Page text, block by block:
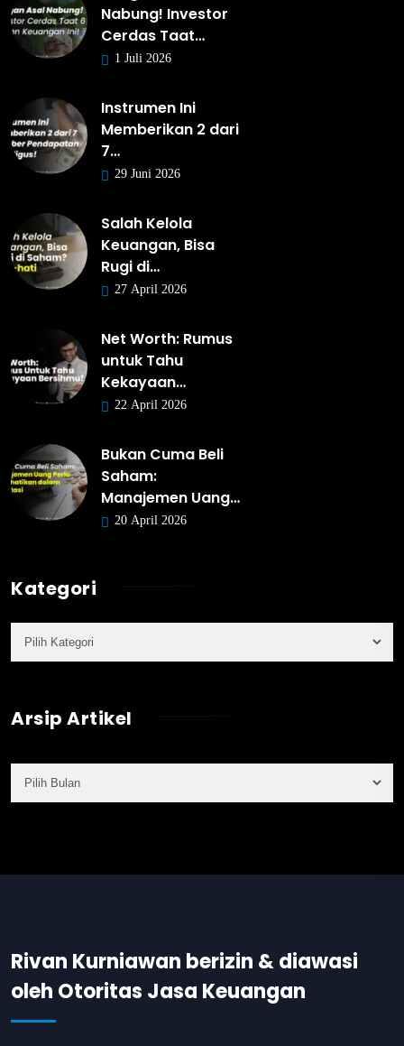
Nabung! Investor
Cerdas Taat…
1 Juli 2026
Instrumen Ini
Memberikan 2 dari
7…
29 Juni 2026
Salah Kelola
Keuangan, Bisa
Rugi di…
27 April 2026
Net Worth: Rumus
untuk Tahu
Kekayaan…
22 April 2026
Bukan Cuma Beli
Saham:
Manajemen Uang…
20 April 2026
Kategori
Arsip Artikel
Rivan Kurniawan berizin & diawasi
oleh Otoritas Jasa Keuangan